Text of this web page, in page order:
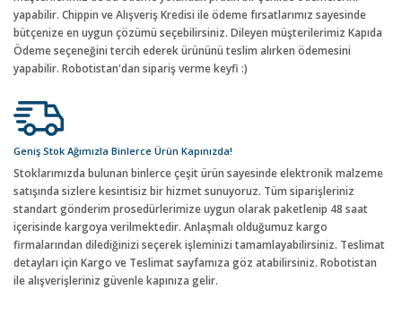
yapabilir. Chippin ve Alışveriş Kredisi ile ödeme fırsatlarımız sayesinde
bütçenize en uygun çözümü seçebilirsiniz. Dileyen müşterilerimiz Kapıda
Ödeme seçeneğini tercih ederek ürününü teslim alırken ödemesini
yapabilir. Robotistan'dan sipariş verme keyfi :)
Geniş Stok Ağımızla Binlerce Ürün Kapınızda!
Stoklarımızda bulunan binlerce çeşit ürün sayesinde elektronik malzeme
satışında sizlere kesintisiz bir hizmet sunuyoruz. Tüm siparişleriniz
standart gönderim prosedürlerimize uygun olarak paketlenip 48 saat
içerisinde kargoya verilmektedir. Anlaşmalı olduğumuz kargo
firmalarından dilediğinizi seçerek işleminizi tamamlayabilirsiniz. Teslimat
detayları için Kargo ve Teslimat sayfamıza göz atabilirsiniz. Robotistan
ile alışverişleriniz güvenle kapınıza gelir.